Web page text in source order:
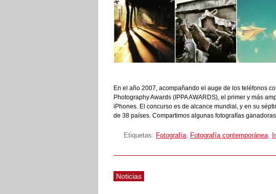
En el año 2007, acompañando el auge de los teléfonos
Photography Awards (IPPA AWARDS), el primer y más
iPhones. El concurso es de alcance mundial, y en su
de 38 países. Compartimos algunas fotografías
Etiquetas: Fotografía, Fotografía contemporánea,
Noticias